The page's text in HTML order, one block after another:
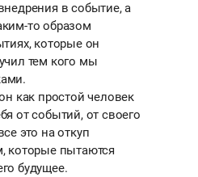
в событие, а
то образом
которые он
тем кого мы
как простой человек
от событий, от своего
это на откуп
которые пытаются
будущее.